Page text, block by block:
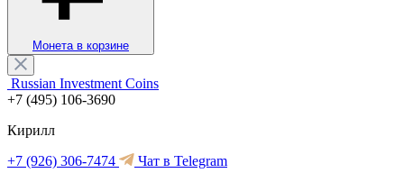
Монета в корзине
Russian Investment Coins
+7 (495) 106-3690
Кирилл
+7 (926) 306-7474
Чат в Telegram